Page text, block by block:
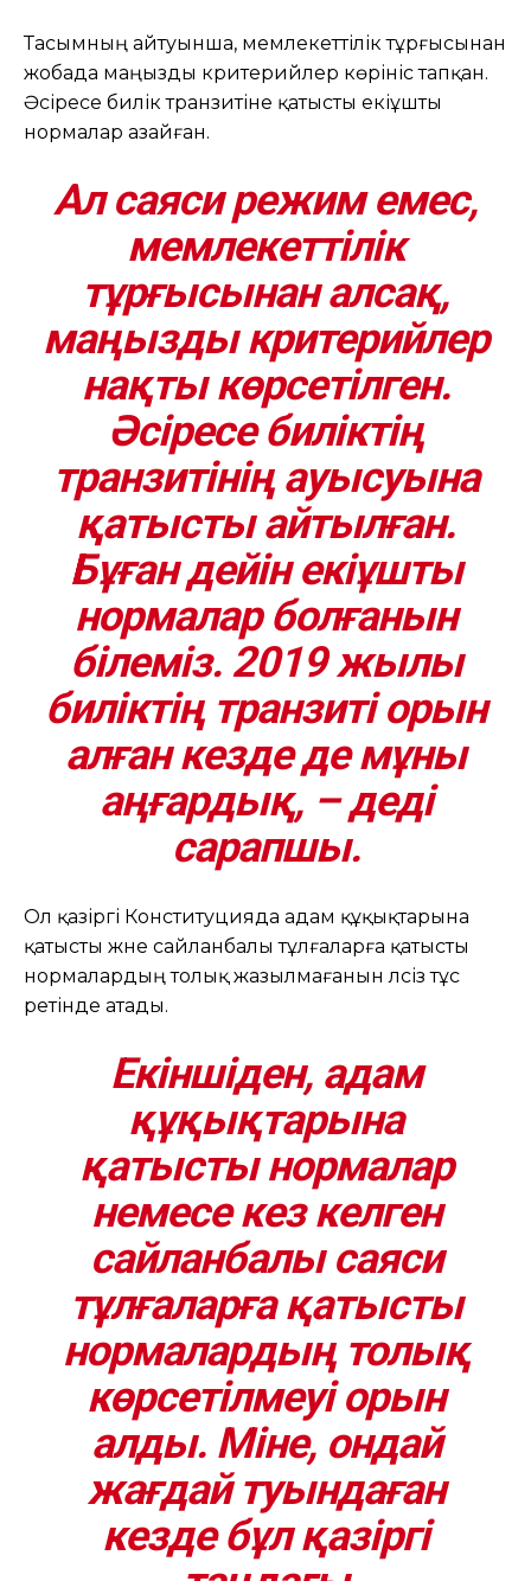
Тасымның айтуынша, мемлекеттілік тұрғысынан
жобада маңызды критерийлер көрініс тапқан.
Әсіресе билік транзитіне қатысты екіұшты
нормалар азайған.
Ал саяси режим емес,
мемлекеттілік
тұрғысынан алсақ,
маңызды критерийлер
нақты көрсетілген.
Әсіресе биліктің
транзитінің ауысуына
қатысты айтылған.
Бұған дейін екіұшты
нормалар болғанын
білеміз. 2019 жылы
биліктің транзиті орын
алған кезде де мұны
аңғардық, – деді
сарапшы.
Ол қазіргі Конституцияда адам құқықтарына
қатысты және сайланбалы тұлғаларға қатысты
нормалардың толық жазылмағанын әлсіз тұс
ретінде атады.
Екіншіден, адам
құқықтарына
қатысты нормалар
немесе кез келген
сайланбалы саяси
тұлғаларға қатысты
нормалардың толық
көрсетілмеуі орын
алды. Міне, ондай
жағдай туындаған
кезде бұл қазіргі